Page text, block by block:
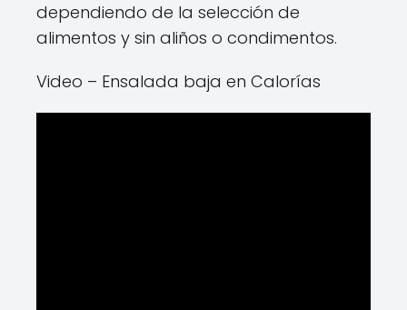
dependiendo de la selección de
alimentos y sin aliños o condimentos.
Video – Ensalada baja en Calorías